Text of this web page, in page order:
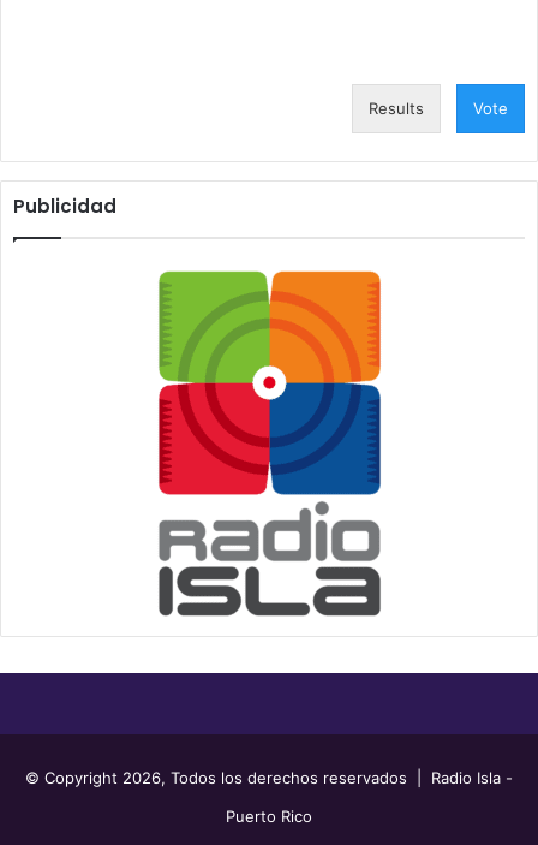
Results Vote
Publicidad
© Copyright 2026, Todos los derechos reservados | Radio Isla -
Puerto Rico